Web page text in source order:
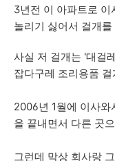
3년전 이 아파트로
놀리기 싫어서 걸개
사실 저 걸개는 '대걸
잡다구레 조리용품
2006년 1월에 이사와
을 끝내면서 다른 곳
그런데 막상 회사랑